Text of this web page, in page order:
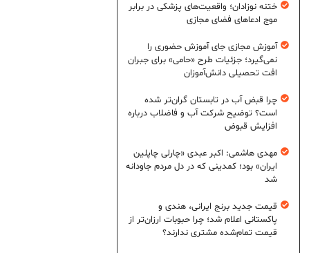
ختنه نوزادان؛ واقعیت‌های پزشکی در برابر
موج ادعاهای فضای مجازی
آموزش مجازی جای آموزش حضوری را
نمی‌گیرد؛ جزئیات طرح «حامی» برای جبران
افت تحصیلی دانش‌آموزان
چرا قبض آب در تابستان گران‌تر شده
است؟ توضیح شرکت آب و فاضلاب درباره
افزایش قبوض
مهدی هاشمی: اکبر عبدی «چارلی چاپلین
ایران» بود؛ کمدینی که در دل مردم جاودانه
شد
قیمت جدید برنج ایرانی، هندی و
پاکستانی اعلام شد؛ چرا حبوبات ارزان‌تر از
قیمت تمام‌شده مشتری ندارند؟